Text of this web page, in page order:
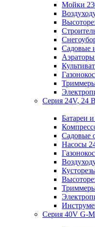
Мойки
Садовые
Серия 24V, 24
Батареи
Садовые
Насосы
Серия 40V G-